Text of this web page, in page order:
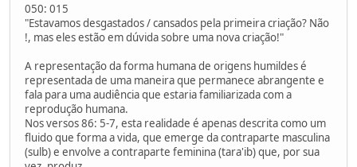
050: 015
"Estavamos desgastados / cansados pela primeira criação? Não
!, mas eles estão em dúvida sobre uma nova criação!"
A representação da forma humana de origens humildes é
representada de uma maneira que permanece abrangente e
fala para uma audiência que estaria familiarizada com a
reprodução humana.
Nos versos 86: 5-7, esta realidade é apenas descrita como um
fluido que forma a vida, que emerge da contraparte masculina
(sulb) e envolve a contraparte feminina (tara'ib) que, por sua